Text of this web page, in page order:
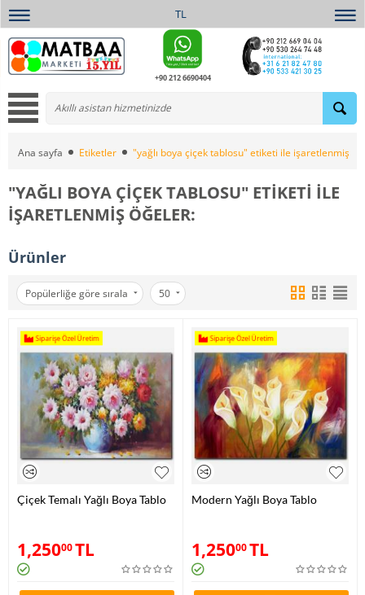
TL
+90 212 6690404
Ana sayfa Etiketler "yağlı boya çiçek tablosu" etiketi ile işaretlenmiş
"YAĞLI BOYA ÇIÇEK TABLOSU" ETIKETI ILE
IŞARETLENMIŞ ÖĞELER:
Ürünler
Popülerliğe göre sırala 50
Siparişe Özel Üretim
Çiçek Temalı Yağlı Boya Tablo
1,25000TL
Siparişe Özel Üretim
Modern Yağlı Boya Tablo
1,25000TL